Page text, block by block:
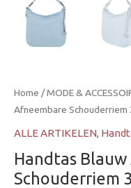
Home /MODE &
Afneembare Schouderriem
ALLE ARTIKELEN,
Handtas
Schouderriem